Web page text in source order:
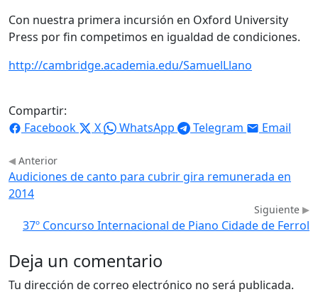
Con nuestra primera incursión en Oxford University
Press por fin competimos en igualdad de condiciones.
http://cambridge.academia.edu/SamuelLlano
Compartir:
Facebook
X WhatsApp Telegram Email
Anterior
Audiciones de canto para cubrir gira remunerada en
2014
Siguiente
37º Concurso Internacional de Piano Cidade de Ferrol
Deja un comentario
Tu dirección de correo electrónico no será publicada.